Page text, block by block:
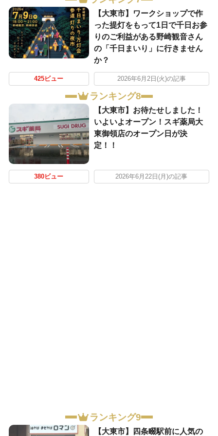
【大東市】ワークショップで作
った提灯をもって1日で千日お参
りのご利益がある野崎観音さん
の「千日まいり」に行きません
か？
425ビュー 2026年6月2日(火)の記事
ランキング8
【大東市】お待たせしました！
いよいよオープン！スギ薬局大
東御領店のオープン日が決
定！！
380ビュー 2026年6月22日(月)の記事
ランキング9
【大東市】四条畷駅前に人気の